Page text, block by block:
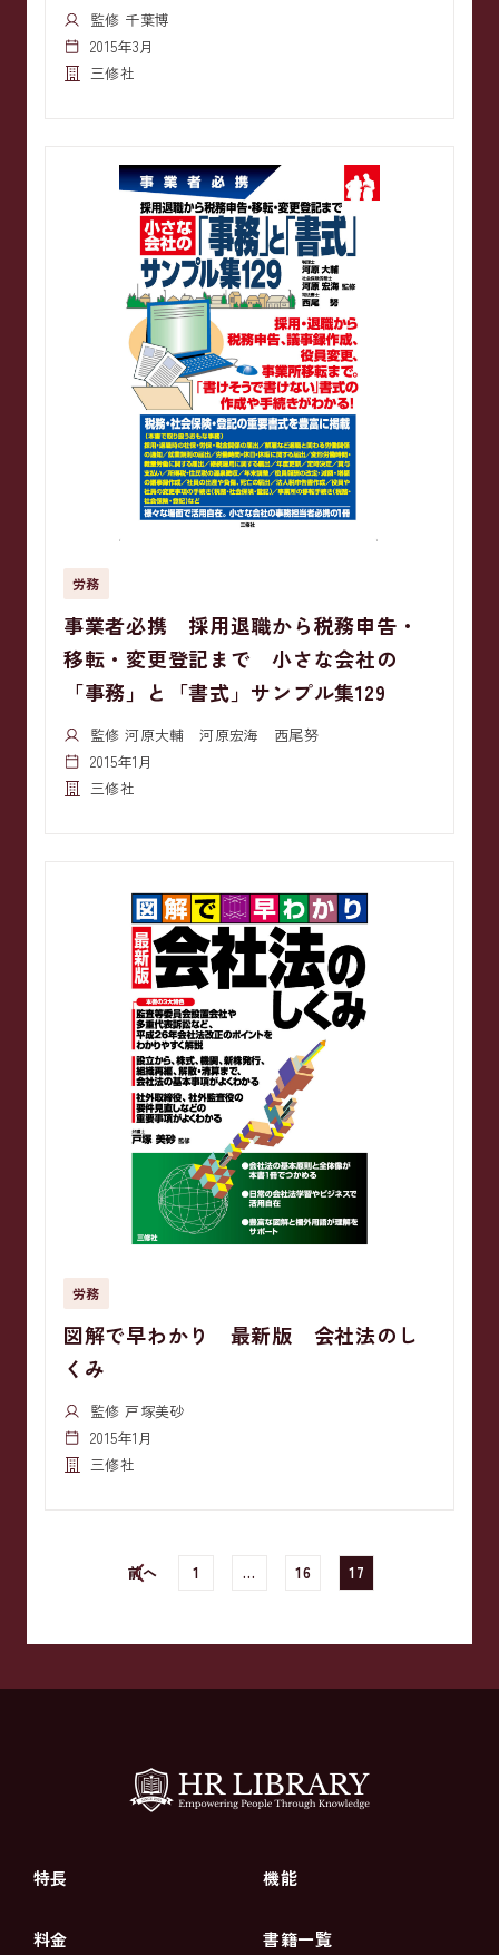
監修 千葉博
2015年3月
三修社
労務
事業者必携 採用退職から税務申告・
移転・変更登記まで 小さな会社の
「事務」と「書式」サンプル集129
監修 河原大輔 河原宏海 西尾努
2015年1月
三修社
労務
図解で早わかり 最新版 会社法のし
くみ
監修 戸塚美砂
2015年1月
三修社
前へ 1 … 16 17
特長 機能
料金 書籍一覧